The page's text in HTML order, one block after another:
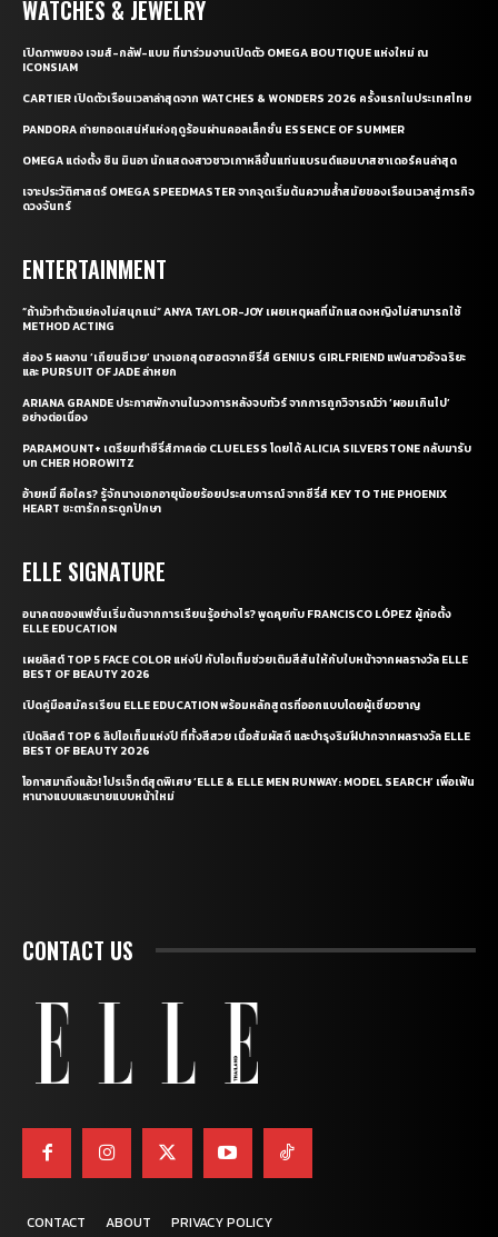
WATCHES & JEWELRY
เปิดภาพของ เจมส์-กลัฟ-แบม ที่มาร่วมงานเปิดตัว OMEGA BOUTIQUE แห่งใหม่ ณ
ICONSIAM
CARTIER เปิดตัวเรือนเวลาล่าสุดจาก WATCHES & WONDERS 2026 ครั้งแรกในประเทศไทย
PANDORA ถ่ายทอดเสน่ห์แห่งฤดูร้อนผ่านคอลเล็กชั่น ESSENCE OF SUMMER
OMEGA แต่งตั้ง ชิน มินอา นักแสดงสาวชาวเกาหลีขึ้นแท่นแบรนด์แอมบาสซาเดอร์คนล่าสุด
เจาะประวัติศาสตร์ OMEGA SPEEDMASTER จากจุดเริ่มต้นความล้ำสมัยของเรือนเวลาสู่ภารกิจ
ดวงจันทร์
ENTERTAINMENT
“ถ้ามัวทำตัวแย่คงไม่สนุกแน่” ANYA TAYLOR-JOY เผยเหตุผลที่นักแสดงหญิงไม่สามารถใช้
METHOD ACTING
ส่อง 5 ผลงาน ‘เถียนซีเวย’ นางเอกสุดฮอตจากซีรี่ส์ GENIUS GIRLFRIEND แฟนสาวอัจฉริยะ
และ PURSUIT OF JADE ล่าหยก
ARIANA GRANDE ประกาศพักงานในวงการหลังจบทัวร์ จากการถูกวิจารณ์ว่า ‘ผอมเกินไป’
อย่างต่อเนื่อง
PARAMOUNT+ เตรียมทำซีรี่ส์ภาคต่อ CLUELESS โดยได้ ALICIA SILVERSTONE กลับมารับ
บท CHER HOROWITZ
อ้ายหมี่ คือใคร? รู้จักนางเอกอายุน้อยร้อยประสบการณ์ จากซีรี่ส์ KEY TO THE PHOENIX
HEART ชะตารักกระดูกปักษา
ELLE SIGNATURE
อนาคตของแฟชั่นเริ่มต้นจากการเรียนรู้อย่างไร? พูดคุยกับ FRANCISCO LÓPEZ ผู้ก่อตั้ง
ELLE EDUCATION
เผยลิสต์ TOP 5 FACE COLOR แห่งปี กับไอเท็มช่วยเติมสีสันให้กับใบหน้าจากผลรางวัล ELLE
BEST OF BEAUTY 2026
เปิดคู่มือสมัครเรียน ELLE EDUCATION พร้อมหลักสูตรที่ออกแบบโดยผู้เชี่ยวชาญ
เปิดลิสต์ TOP 6 ลิปไอเท็มแห่งปี ที่ทั้งสีสวย เนื้อสัมผัสดี และบำรุงริมฝีปากจากผลรางวัล ELLE
BEST OF BEAUTY 2026
โอกาสมาถึงแล้ว! โปรเจ็กต์สุดพิเศษ ‘ELLE & ELLE MEN RUNWAY: MODEL SEARCH’ เพื่อเฟ้น
หานางแบบและนายแบบหน้าใหม่
CONTACT US
CONTACT ABOUT PRIVACY POLICY